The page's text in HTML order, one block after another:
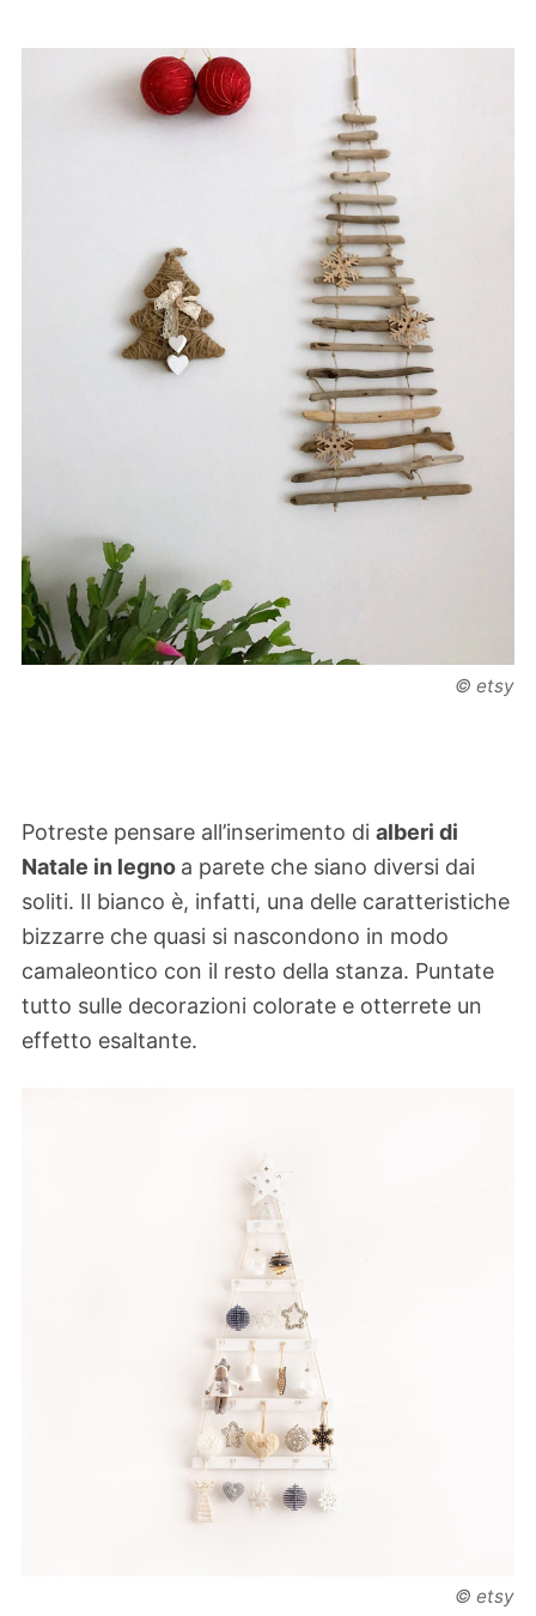
© etsy
Potreste pensare all’inserimento di alberi di
Natale in legno a parete che siano diversi dai
soliti. Il bianco è, infatti, una delle caratteristiche
bizzarre che quasi si nascondono in modo
camaleontico con il resto della stanza. Puntate
tutto sulle decorazioni colorate e otterrete un
effetto esaltante.
© etsy